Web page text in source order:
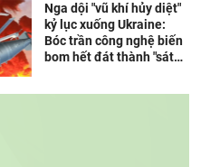
Nga dội "vũ khí hủy diệt"
kỷ lục xuống Ukraine:
Bóc trần công nghệ biến
bom hết đát thành "sát